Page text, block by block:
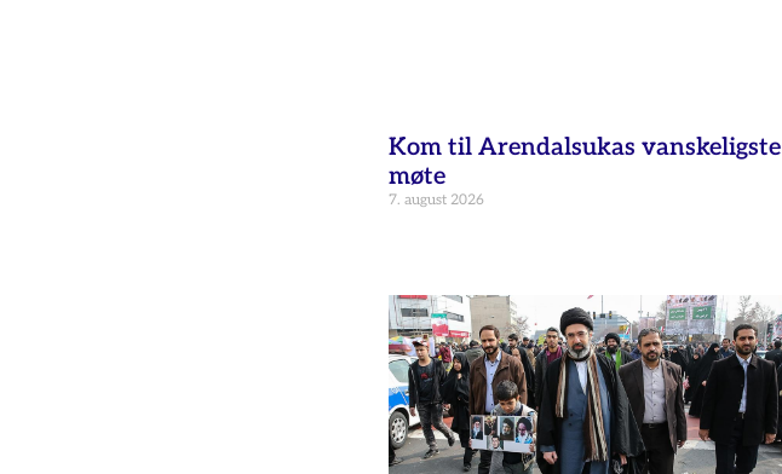
Kom til Arendalsukas vanskeligste
møte
7. august 2026